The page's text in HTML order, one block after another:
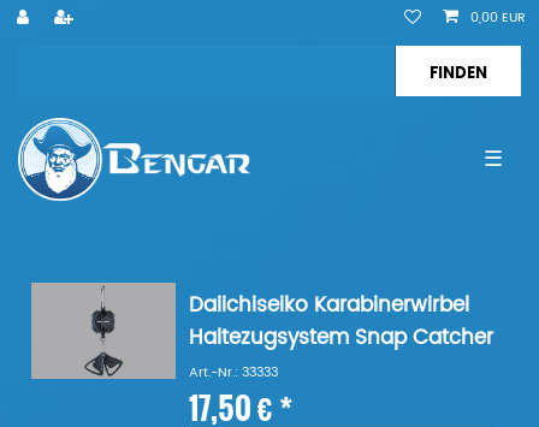
0,00 EUR
☰
Daiichiseiko Karabinerwirbel
Haltezugsystem Snap Catcher
Art.-Nr.: 33333
17,50 € *